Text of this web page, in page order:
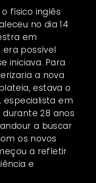
físico inglês
no dia 14
em
possível
iniciava. Para
a nova
estava o
especialista em
28 anos
a buscar
os novos
a refletir
e